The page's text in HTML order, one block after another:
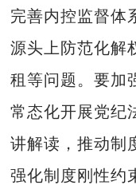
完善内控监督体
源头上防范化解
租等问题。要加
常态化开展党纪
讲解读，推动制
强化制度刚性约